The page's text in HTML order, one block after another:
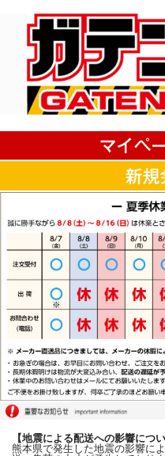
【地震による配送への影響につい
熊本県で発生した地震の影響に